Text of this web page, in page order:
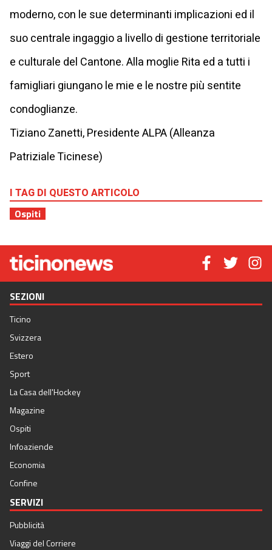
moderno, con le sue determinanti implicazioni ed il
suo centrale ingaggio a livello di gestione territoriale
e culturale del Cantone. Alla moglie Rita ed a tutti i
famigliari giungano le mie e le nostre più sentite
condoglianze.
Tiziano Zanetti, Presidente ALPA (Alleanza
Patriziale Ticinese)
I TAG DI QUESTO ARTICOLO
Ospiti
SEZIONI
Ticino
Svizzera
Estero
Sport
La Casa dell'Hockey
Magazine
Ospiti
Infoaziende
Economia
Confine
SERVIZI
Pubblicità
Viaggi del Corriere